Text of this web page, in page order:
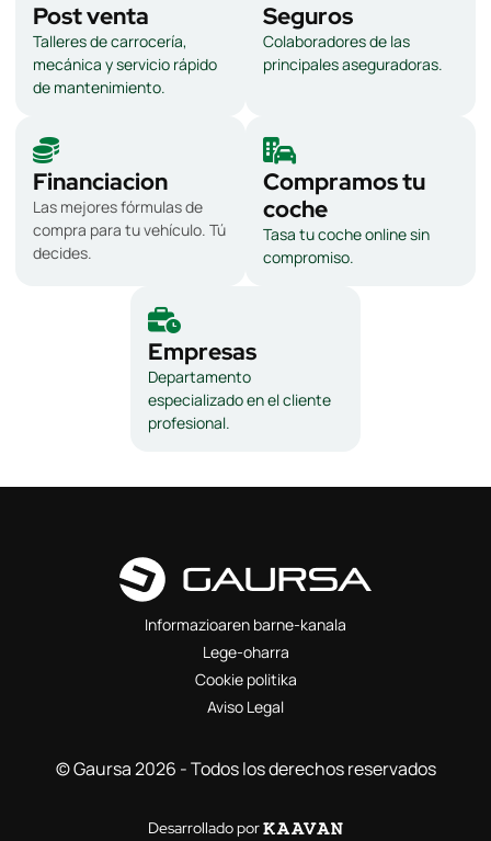
Post venta
Talleres de carrocería,
mecánica y servicio rápido
de mantenimiento.
Seguros
Colaboradores de las
principales aseguradoras.
Financiacion
Las mejores fórmulas de
compra para tu vehículo. Tú
decides.
Compramos tu
coche
Tasa tu coche online sin
compromiso.
Empresas
Departamento
especializado en el cliente
profesional.
Informazioaren barne-kanala
Lege-oharra
Cookie politika
Aviso Legal
© Gaursa 2026 - Todos los derechos reservados
Desarrollado por